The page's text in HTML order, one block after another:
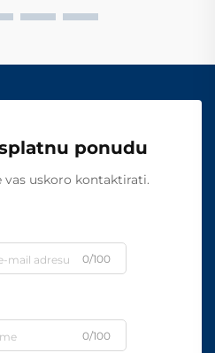
ponudu
vas uskoro kontaktirati.
0/100
0/100